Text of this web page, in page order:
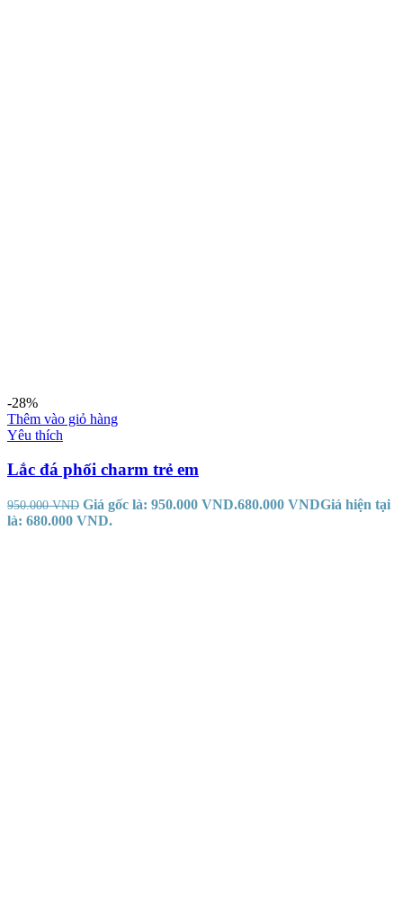
-28%
Thêm vào giỏ hàng
Yêu thích
Lắc đá phối charm trẻ em
950.000VND Giá gốc là: 950.000 VND.680.000 VNDGiá hiện tại
là: 680.000 VND.